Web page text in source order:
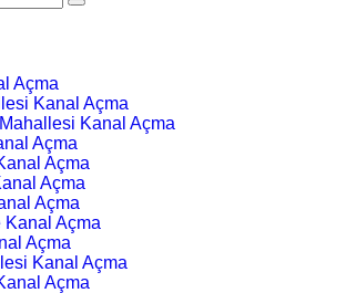
Açma
Kanal Açma
Kanal Açma
Açma
Açma
Açma
Açma
Açma
Açma
Kanal Açma
Açma